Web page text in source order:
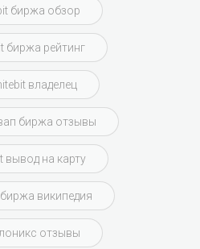
биржа обзор
биржа рейтинг
владелец
биржа отзывы
вывод на карту
википедия
отзывы